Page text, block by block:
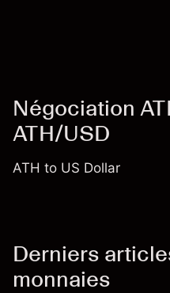
Négociation
ATH/USD
ATH to US Dollar
Derniers
monnaies